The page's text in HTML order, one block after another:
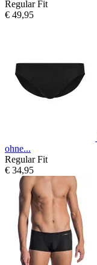
Regular Fit
€ 49,95
ohne...
Regular Fit
€ 34,95